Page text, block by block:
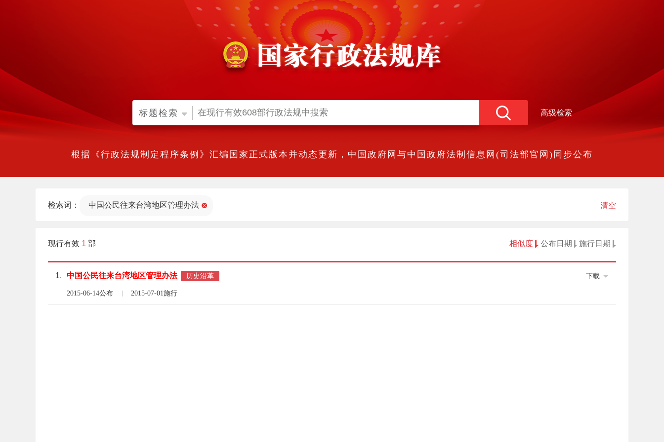
标题检索 高级检索
根据《行政法规制定程序条例》汇编国家正式版本并动态更新，中国政府网与中国政府法制信息网(司法部官网)同步公布
检索词： 中国公民往来台湾地区管理办法 清空
现行有效 1 部 相似度 公布日期 施行日期
1. 中国公民往来台湾地区管理办法 历史沿革
2015-06-14公布 2015-07-01施行
下载